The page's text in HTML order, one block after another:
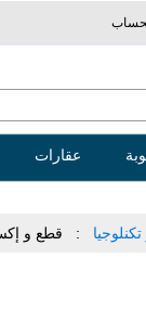
عقارات
قطع و